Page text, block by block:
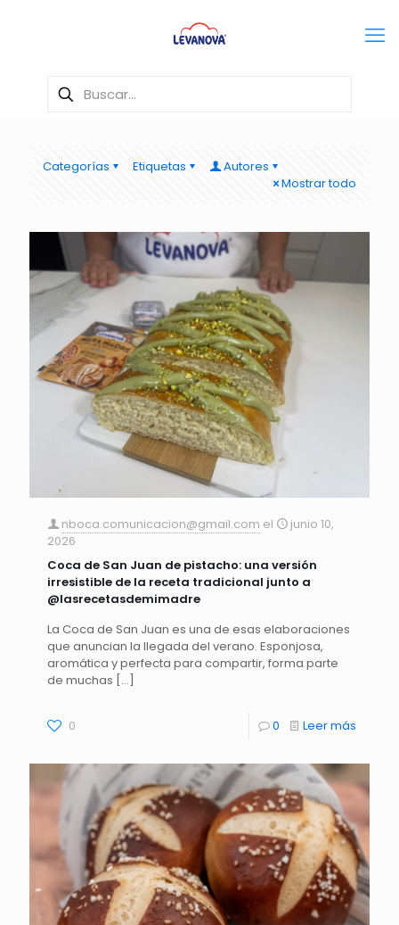
Categorías Etiquetas
Autores
Mostrar todo
nboca.comunicacion@gmail.com el
junio 10,
2026
Coca de San Juan de pistacho: una versión
irresistible de la receta tradicional junto a
@lasrecetasdemimadre
La Coca de San Juan es una de esas elaboraciones
que anuncian la llegada del verano. Esponjosa,
aromática y perfecta para compartir, forma parte
de muchas […]
0 0 Leer más